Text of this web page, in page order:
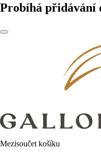
Probíhá přidávání
Mezisoučet košíku